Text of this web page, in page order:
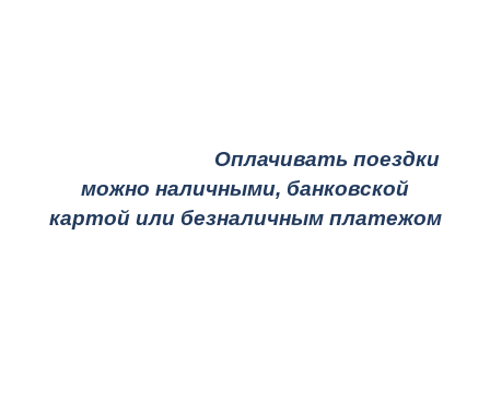
Оплачивать поездки
можно наличными, банковской
картой или безналичным платежом